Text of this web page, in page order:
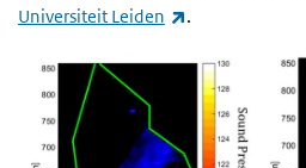
Universiteit Leiden
.